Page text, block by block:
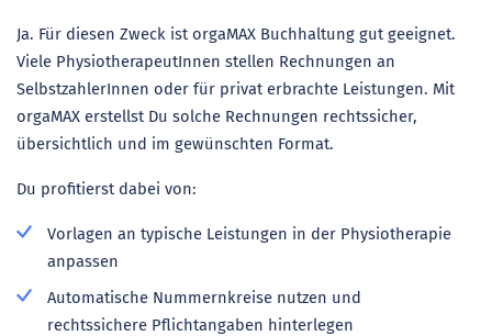
Ja. Für diesen Zweck ist orgaMAX Buchhaltung gut geeignet.
Viele PhysiotherapeutInnen stellen Rechnungen an
SelbstzahlerInnen oder für privat erbrachte Leistungen. Mit
orgaMAX erstellst Du solche Rechnungen rechtssicher,
übersichtlich und im gewünschten Format.
Du profitierst dabei von:
Vorlagen an typische Leistungen in der Physiotherapie
anpassen
Automatische Nummernkreise nutzen und
rechtssichere Pflichtangaben hinterlegen